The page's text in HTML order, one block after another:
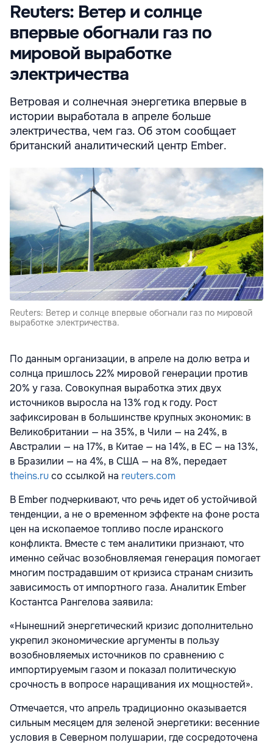
Reuters: Ветер и солнце
впервые обогнали газ по
мировой выработке
электричества
Ветровая и солнечная энергетика впервые в
истории выработала в апреле больше
электричества, чем газ. Об этом сообщает
британский аналитический центр Ember.
Reuters: Ветер и солнце впервые обогнали газ по мировой
выработке электричества.
По данным организации, в апреле на долю ветра и
солнца пришлось 22% мировой генерации против
20% у газа. Совокупная выработка этих двух
источников выросла на 13% год к году. Рост
зафиксирован в большинстве крупных экономик: в
Великобритании — на 35%, в Чили — на 24%, в
Австралии — на 17%, в Китае — на 14%, в ЕС — на 13%,
в Бразилии — на 4%, в США — на 8%, передает
theins.ruсо ссылкой на reuters.com
В Ember подчеркивают, что речь идет об устойчивой
тенденции, а не о временном эффекте на фоне роста
цен на ископаемое топливо после иранского
конфликта. Вместе с тем аналитики признают, что
именно сейчас возобновляемая генерация помогает
многим пострадавшим от кризиса странам снизить
зависимость от импортного газа. Аналитик Ember
Костантса Рангелова заявила:
«Нынешний энергетический кризис дополнительно
укрепил экономические аргументы в пользу
возобновляемых источников по сравнению с
импортируемым газом и показал политическую
срочность в вопросе наращивания их мощностей».
Отмечается, что апрель традиционно оказывается
сильным месяцем для зеленой энергетики: весенние
условия в Северном полушарии, где сосредоточена